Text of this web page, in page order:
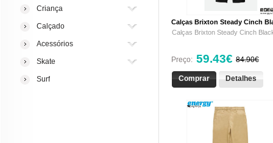
Calças Brixton Steady Cinch
Calças Brixton Steady Cinch
Preço: 59.43€ 84.90€
Comprar Detalhes
Criança
Calçado
Acessórios
Skate
Surf